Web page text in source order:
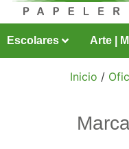
Escolares Arte |
Inicio /